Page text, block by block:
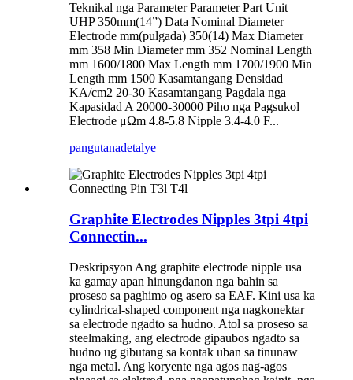
Teknikal nga Parameter Parameter Part Unit
UHP 350mm(14”) Data Nominal Diameter
Electrode mm(pulgada) 350(14) Max Diameter
mm 358 Min Diameter mm 352 Nominal Length
mm 1600/1800 Max Length mm 1700/1900 Min
Length mm 1500 Kasamtangang Densidad
KA/cm2 20-30 Kasamtangang Pagdala nga
Kapasidad A 20000-30000 Piho nga Pagsukol
Electrode μΩm 4.8-5.8 Nipple 3.4-4.0 F...
pangutanadetalye
Graphite Electrodes Nipples 3tpi 4tpi
Connectin...
Deskripsyon Ang graphite electrode nipple usa
ka gamay apan hinungdanon nga bahin sa
proseso sa paghimo og asero sa EAF. Kini usa ka
cylindrical-shaped component nga nagkonektar
sa electrode ngadto sa hudno. Atol sa proseso sa
steelmaking, ang electrode gipaubos ngadto sa
hudno ug gibutang sa kontak uban sa tinunaw
nga metal. Ang koryente nga agos nag-agos